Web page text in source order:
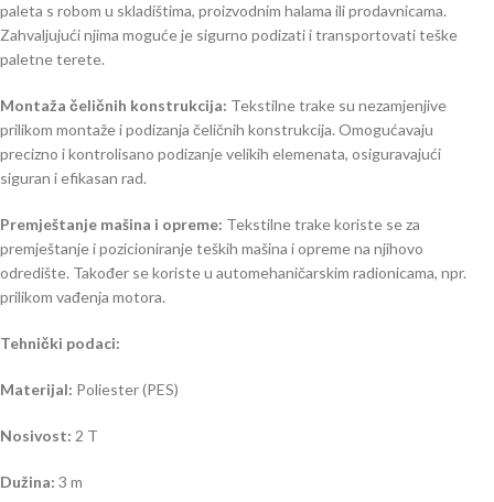
paleta s robom u skladištima, proizvodnim halama ili prodavnicama.
Zahvaljujući njima moguće je sigurno podizati i transportovati teške
paletne terete.
Montaža čeličnih konstrukcija: Tekstilne trake su nezamjenjive
prilikom montaže i podizanja čeličnih konstrukcija. Omogućavaju
precizno i kontrolisano podizanje velikih elemenata, osiguravajući
siguran i efikasan rad.
Premještanje mašina i opreme: Tekstilne trake koriste se za
premještanje i pozicioniranje teških mašina i opreme na njihovo
odredište. Također se koriste u automehaničarskim radionicama, npr.
prilikom vađenja motora.
Tehnički podaci:
Materijal: Poliester (PES)
Nosivost: 2 T
Dužina: 3 m